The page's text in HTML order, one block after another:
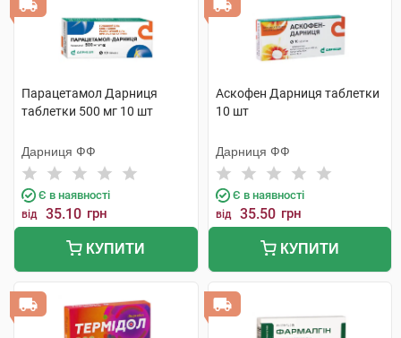
Парацетамол Дарниця
таблетки 500 мг 10 шт
Дарниця ФФ
Є в наявності
від 35.10 грн
КУПИТИ
Аскофен Дарниця таблетки
10 шт
Дарниця ФФ
Є в наявності
від 35.50 грн
КУПИТИ